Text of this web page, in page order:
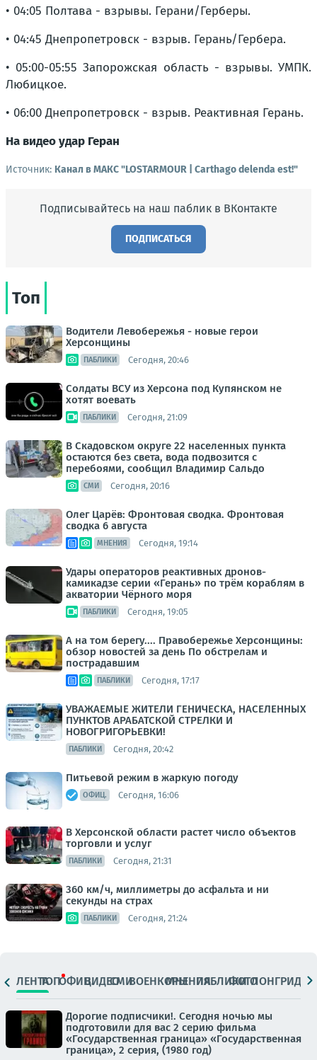
• 04:05 Полтава - взрывы. Герани/Герберы.
• 04:45 Днепропетровск - взрыв. Герань/Гербера.
• 05:00-05:55 Запорожская область - взрывы. УМПК.
Любицкое.
• 06:00 Днепропетровск - взрыв. Реактивная Герань.
На видео удар Геран
Источник: Канал в МАКС "LOSTARMOUR | Carthago delenda est!"
Подписывайтесь на наш паблик в ВКонтакте
ПОДПИСАТЬСЯ
Топ
Водители Левобережья - новые герои
Херсонщины
ПАБЛИКИ Сегодня, 20:46
Солдаты ВСУ из Херсона под Купянском не
хотят воевать
ПАБЛИКИ Сегодня, 21:09
В Скадовском округе 22 населенных пункта
остаются без света, вода подвозится с
перебоями, сообщил Владимир Сальдо
СМИ Сегодня, 20:16
Олег Царёв: Фронтовая сводка. Фронтовая
сводка 6 августа
МНЕНИЯ Сегодня, 19:14
Удары операторов реактивных дронов-
камикадзе серии «Герань» по трём кораблям в
акватории Чёрного моря
ПАБЛИКИ Сегодня, 19:05
А на том берегу.... Правобережье Херсонщины:
обзор новостей за день По обстрелам и
пострадавшим
ПАБЛИКИ Сегодня, 17:17
УВАЖАЕМЫЕ ЖИТЕЛИ ГЕНИЧЕСКА, НАСЕЛЕННЫХ
ПУНКТОВ АРАБАТСКОЙ СТРЕЛКИ И
НОВОГРИГОРЬЕВКИ!
ПАБЛИКИ Сегодня, 20:42
Питьевой режим в жаркую погоду
ОФИЦ. Сегодня, 16:06
В Херсонской области растет число объектов
торговли и услуг
ПАБЛИКИ Сегодня, 21:31
360 км/ч, миллиметры до асфальта и ни
секунды на страх
ПАБЛИКИ Сегодня, 21:24
ЛЕНТАТОПОФИЦ.ВИДЕОСМИВОЕНКОРЫМНЕНИЯПАБЛИКИ
ФОТОЛОНГРИДЫ
Дорогие подписчики!. Сегодня ночью мы
подготовили для вас 2 серию фильма
«Государственная граница» «Государственная
граница», 2 серия, (1980 год)